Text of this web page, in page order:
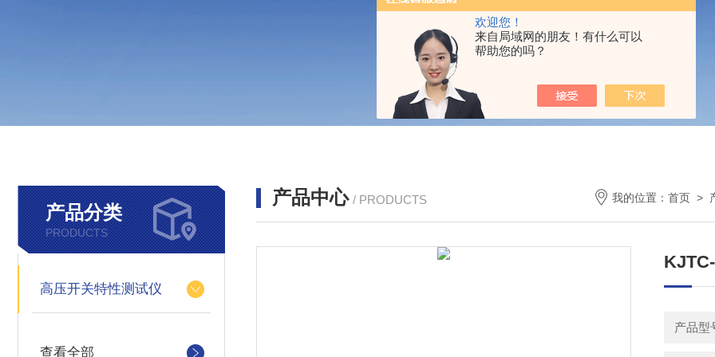
欢迎您！
来自局域网的朋友！有什么可以
帮助您的吗？
产品分类
PRODUCTS
高压开关特性测试仪
查看全部
产品中心 / PRODUCTS 我的位置： 首页 >
产品型